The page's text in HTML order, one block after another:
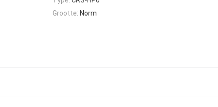
Grootte: Norm